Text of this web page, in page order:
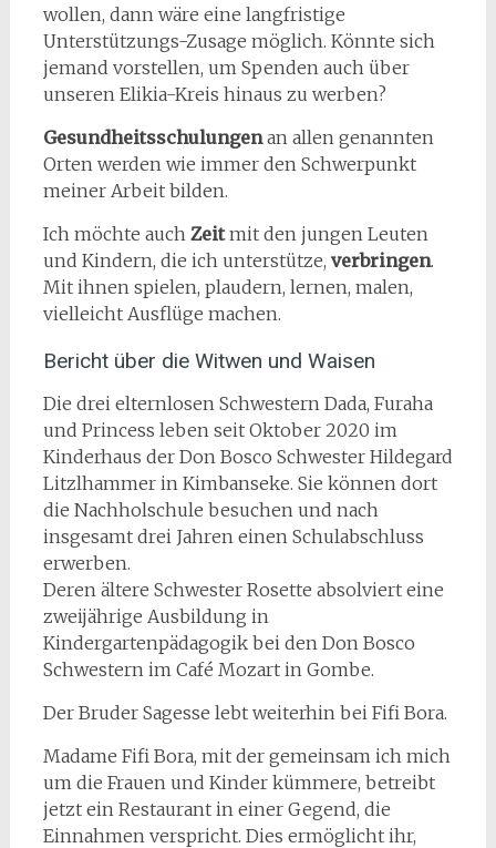
wollen, dann wäre eine langfristige
Unterstützungs-Zusage möglich. Könnte sich
jemand vorstellen, um Spenden auch über
unseren Elikia-Kreis hinaus zu werben?
Gesundheitsschulungenan allen genannten
Orten werden wie immer den Schwerpunkt
meiner Arbeit bilden.
Ich möchte auch Zeitmit den jungen Leuten
und Kindern, die ich unterstütze, verbringen.
Mit ihnen spielen, plaudern, lernen, malen,
vielleicht Ausflüge machen.
Bericht über die Witwen und Waisen
Die drei elternlosen Schwestern Dada, Furaha
und Princess leben seit Oktober 2020 im
Kinderhaus der Don Bosco Schwester Hildegard
Litzlhammer in Kimbanseke. Sie können dort
die Nachholschule besuchen und nach
insgesamt drei Jahren einen Schulabschluss
erwerben.
Deren ältere Schwester Rosette absolviert eine
zweijährige Ausbildung in
Kindergartenpädagogik bei den Don Bosco
Schwestern im Café Mozart in Gombe.
Der Bruder Sagesse lebt weiterhin bei Fifi Bora.
Madame Fifi Bora, mit der gemeinsam ich mich
um die Frauen und Kinder kümmere, betreibt
jetzt ein Restaurant in einer Gegend, die
Einnahmen verspricht. Dies ermöglicht ihr,